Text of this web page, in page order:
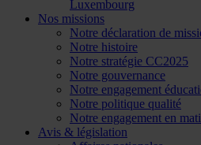
Luxembourg
Nos missions
Notre déclaration de
Notre histoire
Notre stratégie CC2025
Notre gouvernance
Notre engagement
Notre politique qualité
Notre engagement en
Avis & législation